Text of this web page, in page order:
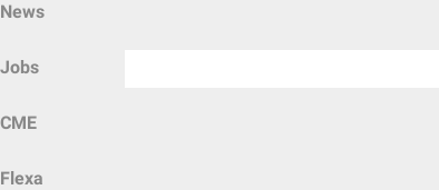
News
Jobs
CME
Flexa